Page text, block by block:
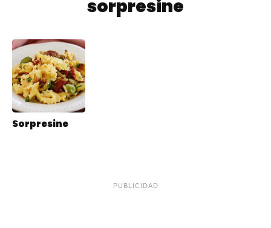
sorpresine
Sorpresine
PUBLICIDAD